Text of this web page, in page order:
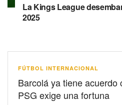
La Kings League
2025
FÚTBOL INTERNACIONAL
Barcolá ya tiene acuerdo
PSG exige una fortuna